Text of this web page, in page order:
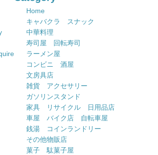
Home
キャバクラ スナック
中華料理
寿司屋 回転寿司
ラーメン屋
コンビニ 酒屋
文房具店
雑貨 アクセサリー
ガソリンスタンド
家具 リサイクル 日用品店
車屋 バイク店 自転車屋
銭湯 コインランドリー
その他物販店
菓子 駄菓子屋